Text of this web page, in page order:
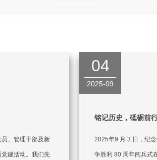
、管理干部及新
建活动。我们先
04
2025-09
铭记历史，砥砺前
2025年9 月 3 日，纪
争胜利 80 周年阅兵式